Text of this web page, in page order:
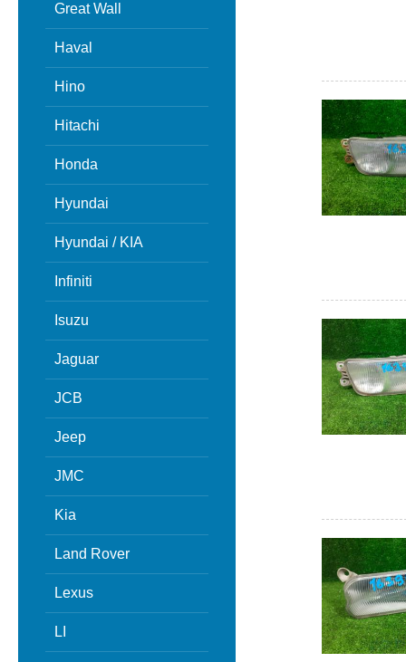
Great Wall
Haval
Hino
Hitachi
Honda
Hyundai
Hyundai / KIA
Infiniti
Isuzu
Jaguar
JCB
Jeep
JMC
Kia
Land Rover
Lexus
LI